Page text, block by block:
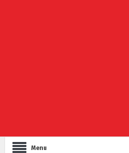
Menu